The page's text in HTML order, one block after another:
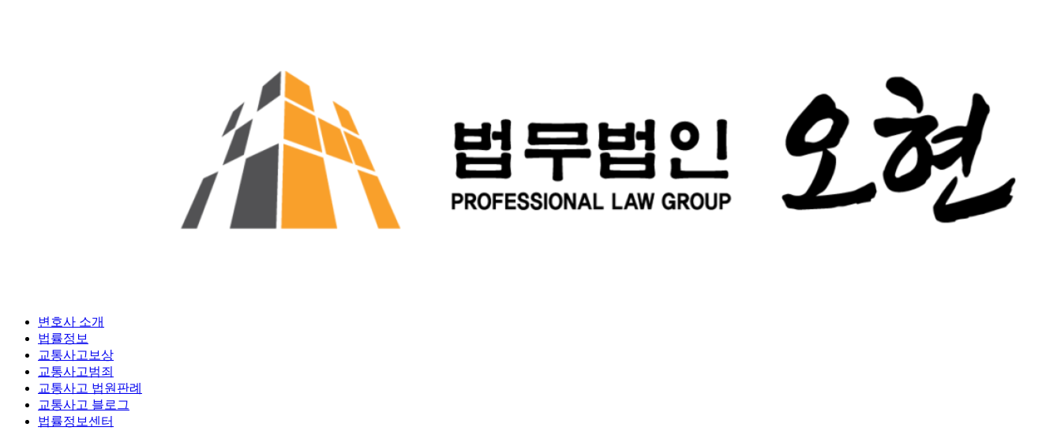
변호사 소개
법률정보
교통사고보상
교통사고범죄
교통사고 법원판례
교통사고 블로그
법률정보센터